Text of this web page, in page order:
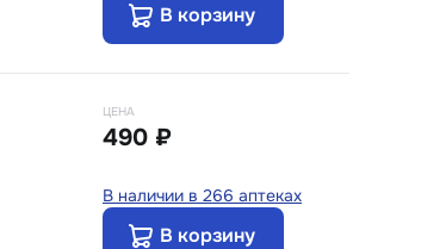
В корзину
ЦЕНА
490 ₽
В наличии в 266 аптеках
В корзину